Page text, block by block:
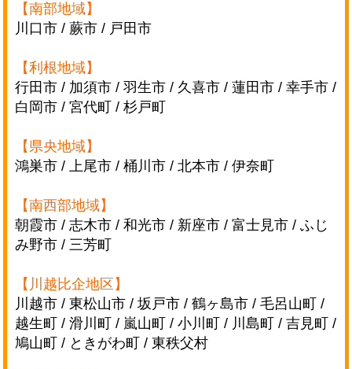
【南部地域】
川口市 / 蕨市 / 戸田市
【利根地域】
行田市 / 加須市 / 羽生市 / 久喜市 / 蓮田市 / 幸手市 /
白岡市 / 宮代町 / 杉戸町
【県央地域】
鴻巣市 / 上尾市 / 桶川市 / 北本市 / 伊奈町
【南西部地域】
朝霞市 / 志木市 / 和光市 / 新座市 / 富士見市 / ふじ
み野市 / 三芳町
【川越比企地区】
川越市 / 東松山市 / 坂戸市 / 鶴ヶ島市 / 毛呂山町 /
越生町 / 滑川町 / 嵐山町 / 小川町 / 川島町 / 吉見町 /
鳩山町 / ときがわ町 / 東秩父村